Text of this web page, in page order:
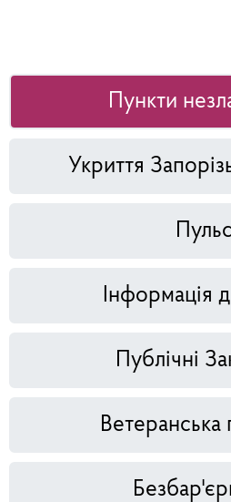
Пункти
Укриття
Пульс
Інформація
Публічні
Ветеранська